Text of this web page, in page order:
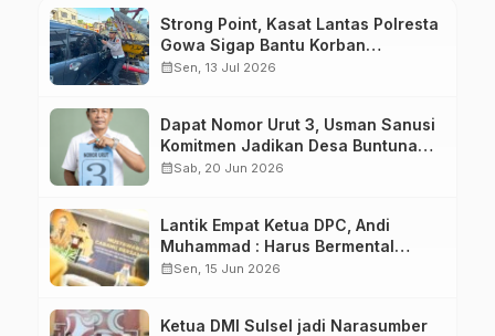
Strong Point, Kasat Lantas Polresta
Gowa Sigap Bantu Korban
Kecelakaan
calendar_monthSen, 13 Jul 2026
Dapat Nomor Urut 3, Usman Sanusi
Komitmen Jadikan Desa Buntuna
Jauh lebih Baik
calendar_monthSab, 20 Jun 2026
Lantik Empat Ketua DPC, Andi
Muhammad : Harus Bermental
Pejuang
calendar_monthSen, 15 Jun 2026
Ketua DMI Sulsel jadi Narasumber